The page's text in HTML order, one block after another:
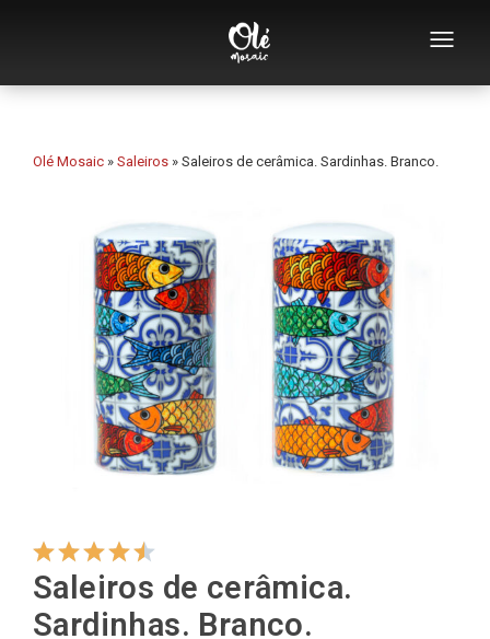
Quem somos
Abridores
Chávenas
Tigelas
Cabides
Cortadores
Olé Mosaic » Saleiros » Saleiros de cerâmica. Sardinhas. Branco.
Saleiros de cerâmica.
Sardinhas. Branco.